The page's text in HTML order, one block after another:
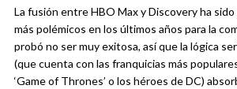
La fusión entre HBO Max y Discovery ha
más polémicos en los últimos años para la
probó no ser muy exitosa, así que la lógica
(que cuenta con las franquicias más
‘Game of Thrones’ o los héroes de DC)